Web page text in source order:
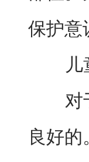
保护意
儿童
对于
良好